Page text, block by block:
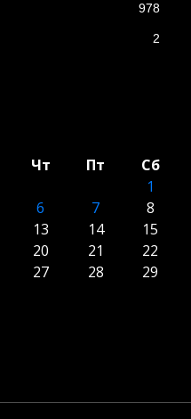
978
2
Чт Пт
Сб
1
6 7
8
13 14
15
20 21
22
27 28
29